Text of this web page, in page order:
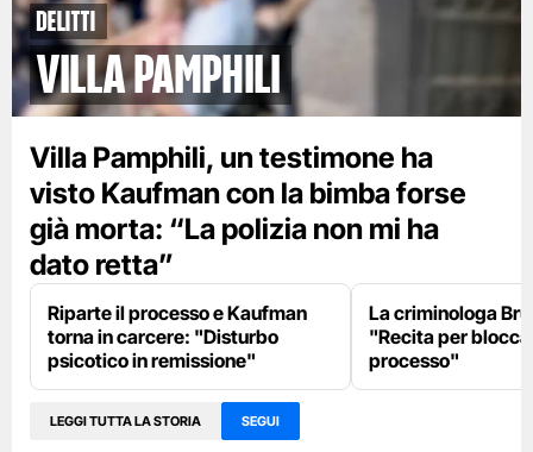
Delitti
Villa Pamphili
Villa Pamphili, un testimone ha
visto Kaufman con la bimba forse
già morta: “La polizia non mi ha
dato retta”
Riparte il processo e Kaufman
torna in carcere: "Disturbo
psicotico in remissione"
La criminologa
"Recita per
processo"
LEGGI TUTTA LA STORIA SEGUI